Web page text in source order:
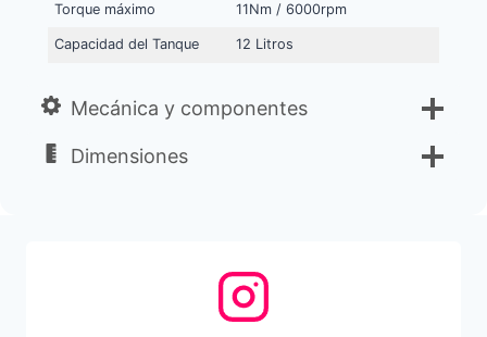
Torque máximo 11Nm / 6000rpm
Capacidad del Tanque 12 Litros
Mecánica y componentes
Dimensiones